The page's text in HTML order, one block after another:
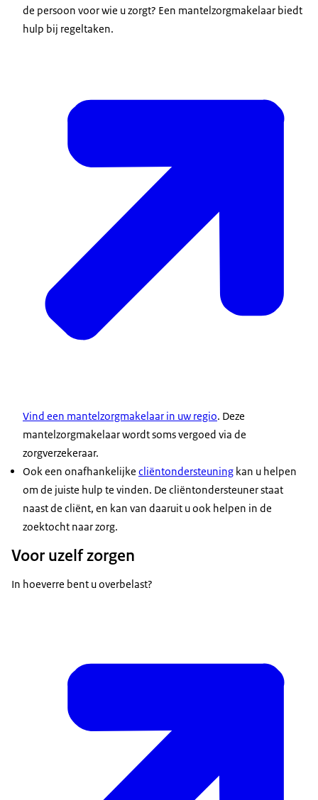
de persoon voor wie u zorgt? Een mantelzorgmakelaar biedt
hulp bij regeltaken.
Vind een mantelzorgmakelaar in uw regio. Deze
mantelzorgmakelaar wordt soms vergoed via de
zorgverzekeraar.
Ook een onafhankelijke cliëntondersteuning kan u helpen
om de juiste hulp te vinden. De cliëntondersteuner staat
naast de cliënt, en kan van daaruit u ook helpen in de
zoektocht naar zorg.
Voor uzelf zorgen
In hoeverre bent u overbelast?